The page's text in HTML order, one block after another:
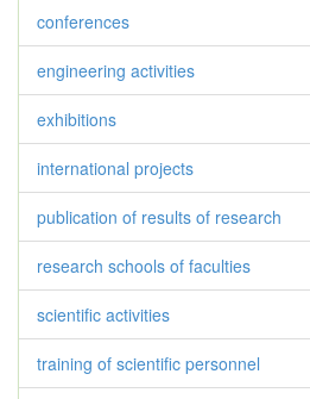
conferences
engineering activities
exhibitions
international projects
publication of results of research
research schools of faculties
scientific activities
training of scientific personnel